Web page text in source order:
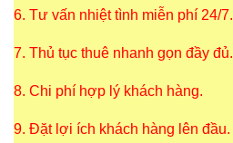
6. Tư vấn nhiệt tình miễn phí 24/7.
7. Thủ tục thuê nhanh gọn đầy đủ.
8. Chi phí hợp lý khách hàng.
9. Đặt lợi ích khách hàng lên đầu.